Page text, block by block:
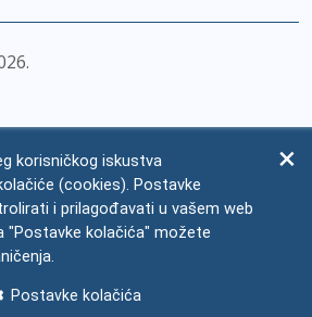
korisničkog iskustva
(cookies). Postavke
i prilagođavati u vašem web
"Postavke kolačića" možete
Postavke kolačića